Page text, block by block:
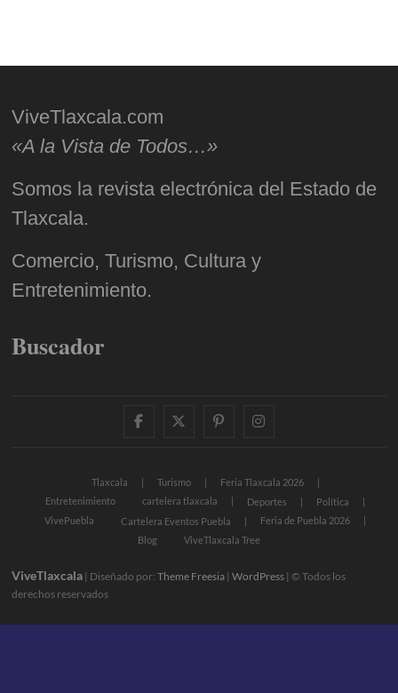
ViveTlaxcala.com
«A la Vista de Todos…»
Somos la revista electrónica del Estado de
Tlaxcala.
Comercio, Turismo, Cultura y
Entretenimiento.
Buscador
facebooktwitter
pinterestinstagram
Tlaxcala Turismo
Feria Tlaxcala 2026
Entretenimiento
cartelera tlaxcala Deportes
Política
VivePuebla
Cartelera Eventos Puebla
Feria de Puebla 2026
Blog
ViveTlaxcala Tree
ViveTlaxcala | Diseñado por:Theme Freesia |WordPress | © Todos los
derechos reservados